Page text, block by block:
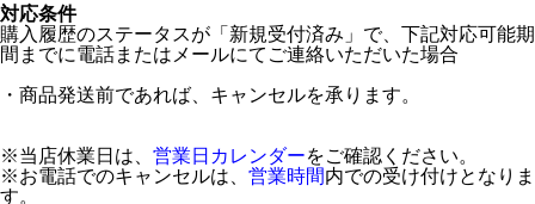
対応条件
購入履歴のステータスが「新規受付済み」で、下記対応可能期
間までに電話またはメールにてご連絡いただいた場合
・商品発送前であれば、キャンセルを承ります。
※当店休業日は、 営業日カレンダーをご確認ください。
※お電話でのキャンセルは、 営業時間内での受け付けとなりま
す。